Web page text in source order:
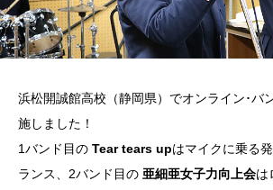
浜松開誠館高校（静岡県）でオンライン･バ
施しました！
1バンド目の Tear tears upはマイクに乗る
ランス、2バンド目の 亜細亜女子力向上会は